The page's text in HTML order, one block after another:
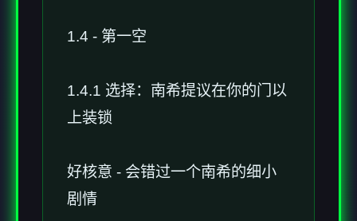
1.4 - 第一空
1.4.1 选择：南希提议在你的门以
上装锁
好核意 - 会错过一个南希的细小
剧情